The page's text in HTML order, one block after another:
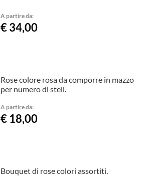
A partire da:
€ 34,00
Rose colore rosa da comporre in mazzo
per numero di steli.
A partire da:
€ 18,00
Bouquet di rose colori assortiti.